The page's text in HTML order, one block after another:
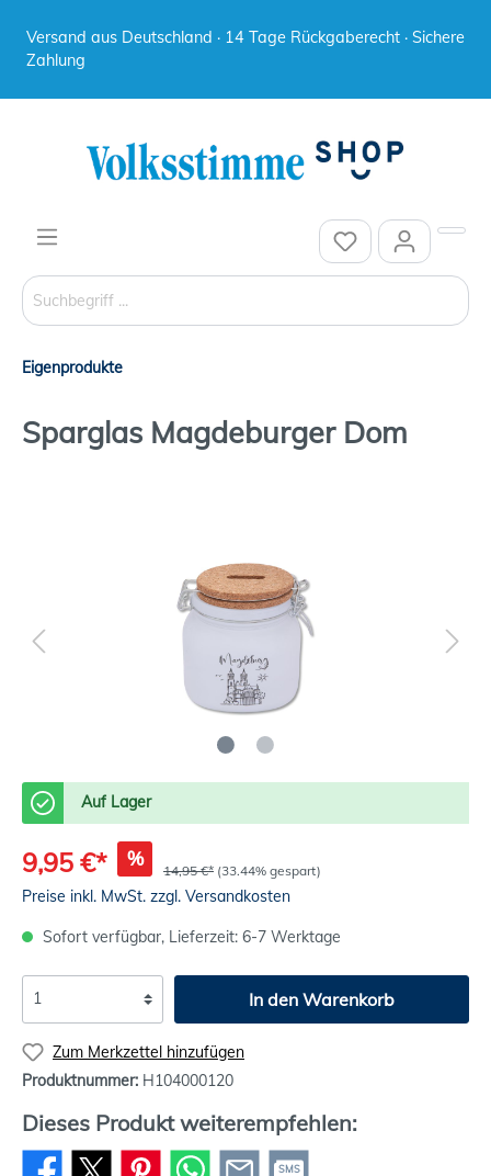
Versand aus Deutschland · 14 Tage Rückgaberecht · Sichere
Zahlung
Eigenprodukte
Sparglas Magdeburger Dom
Auf Lager
9,95 €* % 14,95 €* (33.44% gespart)
Preise inkl. MwSt. zzgl. Versandkosten
Sofort verfügbar, Lieferzeit: 6-7 Werktage
In den Warenkorb
Zum Merkzettel hinzufügen
Produktnummer: H104000120
Dieses Produkt weiterempfehlen:
SMS